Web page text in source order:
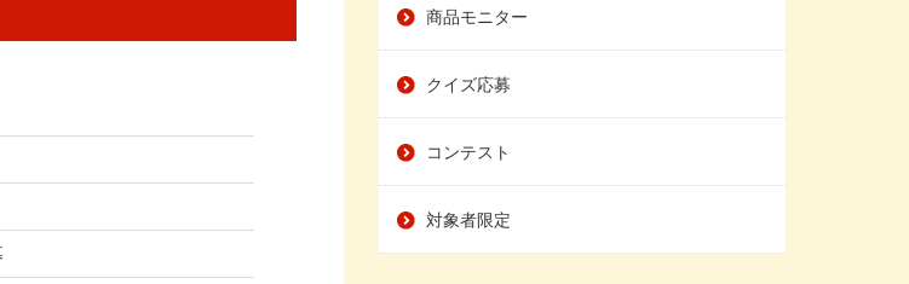
商品モニター
クイズ応募
コンテスト
対象者限定